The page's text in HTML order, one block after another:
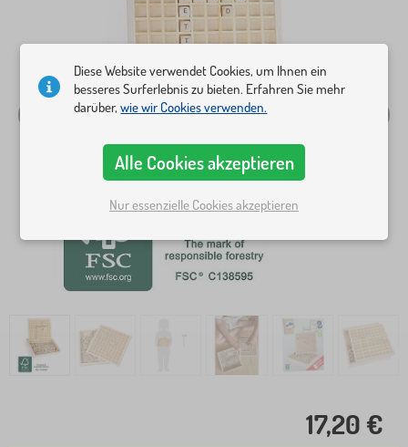
17,20 €
Diese Website verwendet Cookies, um Ihnen ein
besseres Surferlebnis zu bieten. Erfahren Sie mehr
darüber,wie wir Cookies verwenden.
Alle Cookies akzeptieren
Nur essenzielle Cookies akzeptieren